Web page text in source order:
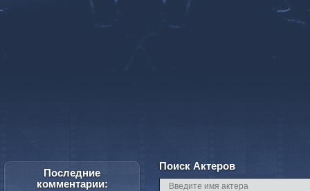
Поиск Актеров
Последние
комментарии: